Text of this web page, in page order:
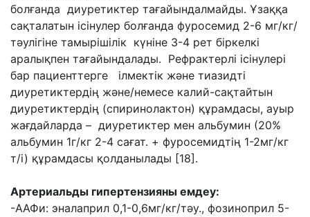
болғанда диуретиктер тағайындалмайды. Ұзаққа
сақталатын ісінулер болғанда фуросемид 2-6 мг/кг/
тәулігіне тамырішілік күніне 3-4 рет біркелкі
аралықпен тағайындалады. Рефрактерлі ісінулері
бар пациенттерге ілмектік және тиазидті
диуретиктердің және/немесе калий-сақтайтын
диуретиктердің (спиринолактон) құрамдасы, ауыр
жағдайларда – диуретиктер мен альбумин (20%
альбумин 1г/кг 2-4 сағат. + фуросемидтің 1-2мг/кг
т/і) құрамдасы қолданылады [18].
Артериальды гипертензияны емдеу:
-ААФи: эналаприл 0,1-0,6мг/кг/тәу., фозиноприл 5-